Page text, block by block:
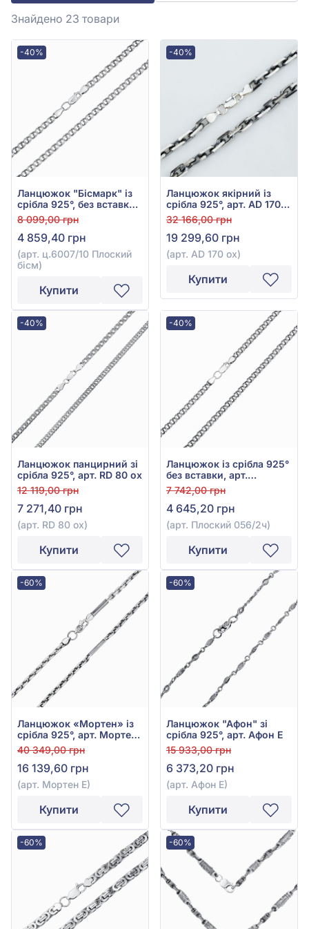
Знайдено 23 товари
-40%
Ланцюжок "Бісмарк" із
срібла 925°, без вставки,
арт. ц.6007/10 Плоский
бісм
8 099,00 грн
4 859,40 грн
(арт. ц.6007/10 Плоский
бісм)
Купити
-40%
Ланцюжок якірний із
срібла 925°, арт. AD 170
ox
32 166,00 грн
19 299,60 грн
(арт. AD 170 ox)
Купити
-40%
Ланцюжок панцирний зі
срібла 925°, арт. RD 80 ox
12 119,00 грн
7 271,40 грн
(арт. RD 80 ox)
Купити
-40%
Ланцюжок із срібла 925°
без вставки, арт.
Плоский 056/2ч
7 742,00 грн
4 645,20 грн
(арт. Плоский 056/2ч)
Купити
-60%
Ланцюжок «Мортен» із
срібла 925°, арт. Мортен
Е
40 349,00 грн
16 139,60 грн
(арт. Мортен Е)
Купити
-60%
Ланцюжок "Афон" зі
срібла 925°, арт. Афон Е
15 933,00 грн
6 373,20 грн
(арт. Афон Е)
Купити
-60% -60%